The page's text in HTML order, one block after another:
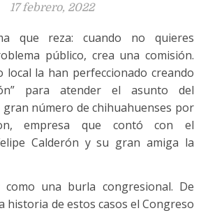
17 febrero, 2022
público, crea una comisión.
local la han perfeccionado creando
para atender el asunto del
número de chihuahuenses por
empresa que contó con el
Calderón y su gran amiga la
una burla congresional. De
historia de estos casos el Congreso